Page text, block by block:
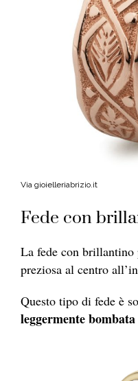
Via gioielleriabrizio.it
Fede con
La fede con brillantino
preziosa al centro
Questo tipo di fede è
leggermente bombata